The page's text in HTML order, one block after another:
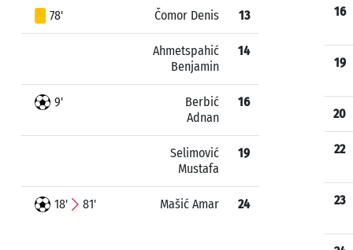
78' Čomor Denis 13
Ahmetspahić
Benjamin
14
9'
Berbić
Adnan
16
Selimović
Mustafa
19
18' 81' Mašić Amar 24
16
19
20
22
23